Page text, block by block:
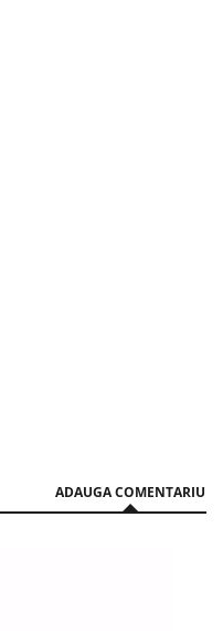
ADAUGA COMENTARIU